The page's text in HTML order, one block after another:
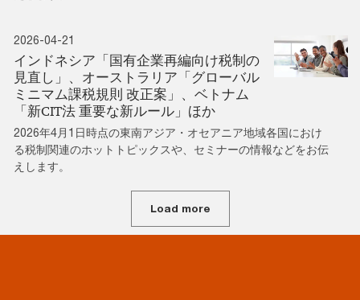
2026-04-21
インドネシア「国有企業再編向け税制の
見直し」、オーストラリア「グローバル
ミニマム課税規則 改正案」、ベトナム
「新CIT法 重要な新ルール」ほか
2026年4月1日時点の東南アジア・オセアニア地域各国におけ
る税制関連のホットトピックスや、セミナーの情報などをお伝
えします。
Load more